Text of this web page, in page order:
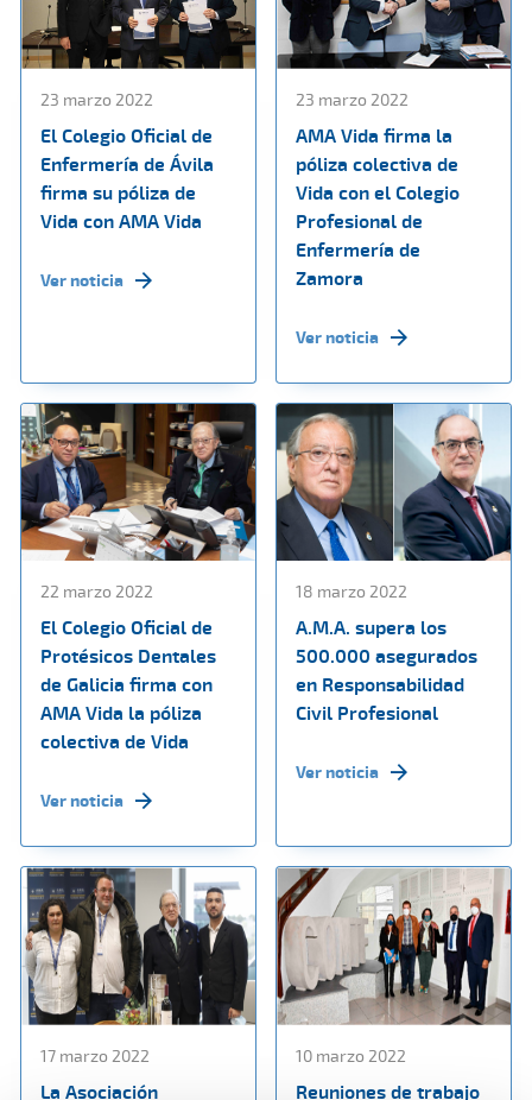
23 marzo 2022
El Colegio Oficial de
Enfermería de Ávila
firma su póliza de
Vida con AMA Vida
Ver noticia
23 marzo 2022
AMA Vida firma la
póliza colectiva de
Vida con el Colegio
Profesional de
Enfermería de
Zamora
Ver noticia
22 marzo 2022
El Colegio Oficial de
Protésicos Dentales
de Galicia firma con
AMA Vida la póliza
colectiva de Vida
Ver noticia
18 marzo 2022
A.M.A. supera los
500.000 asegurados
en Responsabilidad
Civil Profesional
Ver noticia
17 marzo 2022
La Asociación
10 marzo 2022
Reuniones de trabajo